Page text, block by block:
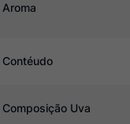
Aroma
Contéudo
Composição Uva